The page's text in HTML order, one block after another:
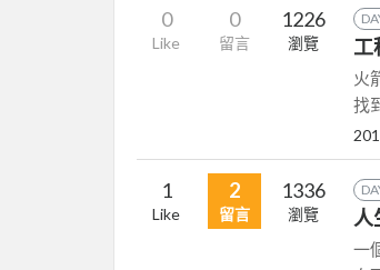
0
Like
0
留言
1226
瀏覽 工
火
找
1
Like
2
留言
1336
瀏覽 人
一